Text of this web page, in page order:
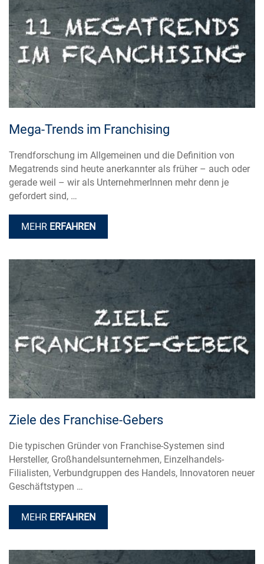
Mega-Trends im Franchising
Trendforschung im Allgemeinen und die Definition von
Megatrends sind heute anerkannter als früher – auch oder
gerade weil – wir als UnternehmerInnen mehr denn je
gefordert sind, …
MEHR ERFAHREN
Ziele des Franchise-Gebers
Die typischen Gründer von Franchise-Systemen sind
Hersteller, Großhandelsunternehmen, Einzelhandels-
Filialisten, Verbundgruppen des Handels, Innovatoren neuer
Geschäftstypen …
MEHR ERFAHREN